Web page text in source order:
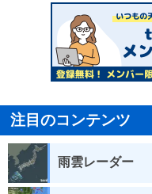
注目のコンテンツ
雨雲レーダー